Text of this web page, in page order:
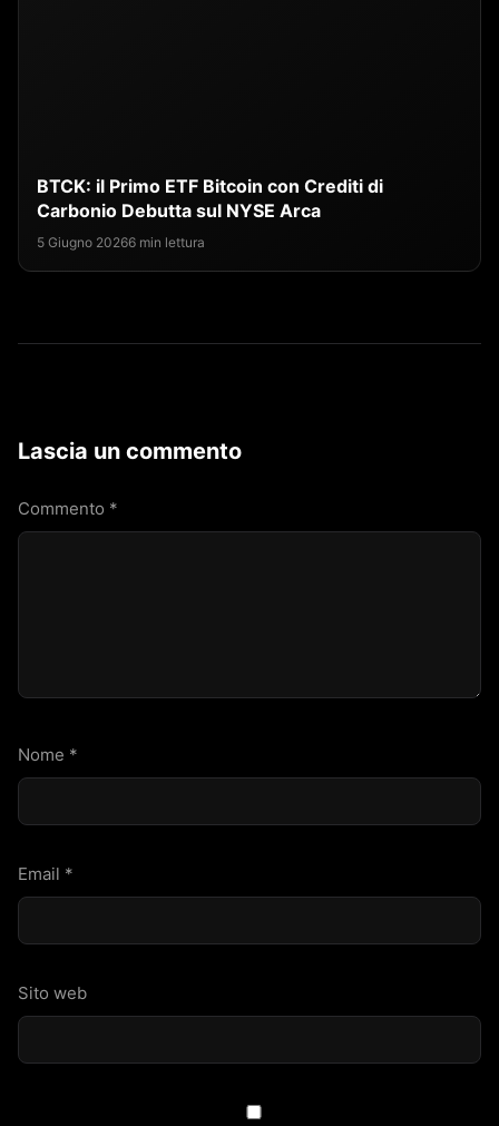
BTCK: il Primo ETF Bitcoin con Crediti di
Carbonio Debutta sul NYSE Arca
5 Giugno 20266 min lettura
Lascia un commento
Commento *
Nome *
Email *
Sito web